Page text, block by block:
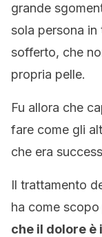
grande
sola persona
sofferto, che
propria pelle.
Fu allora che
fare come gli
che era
Il trattamento
ha come scopo
che il dolore è